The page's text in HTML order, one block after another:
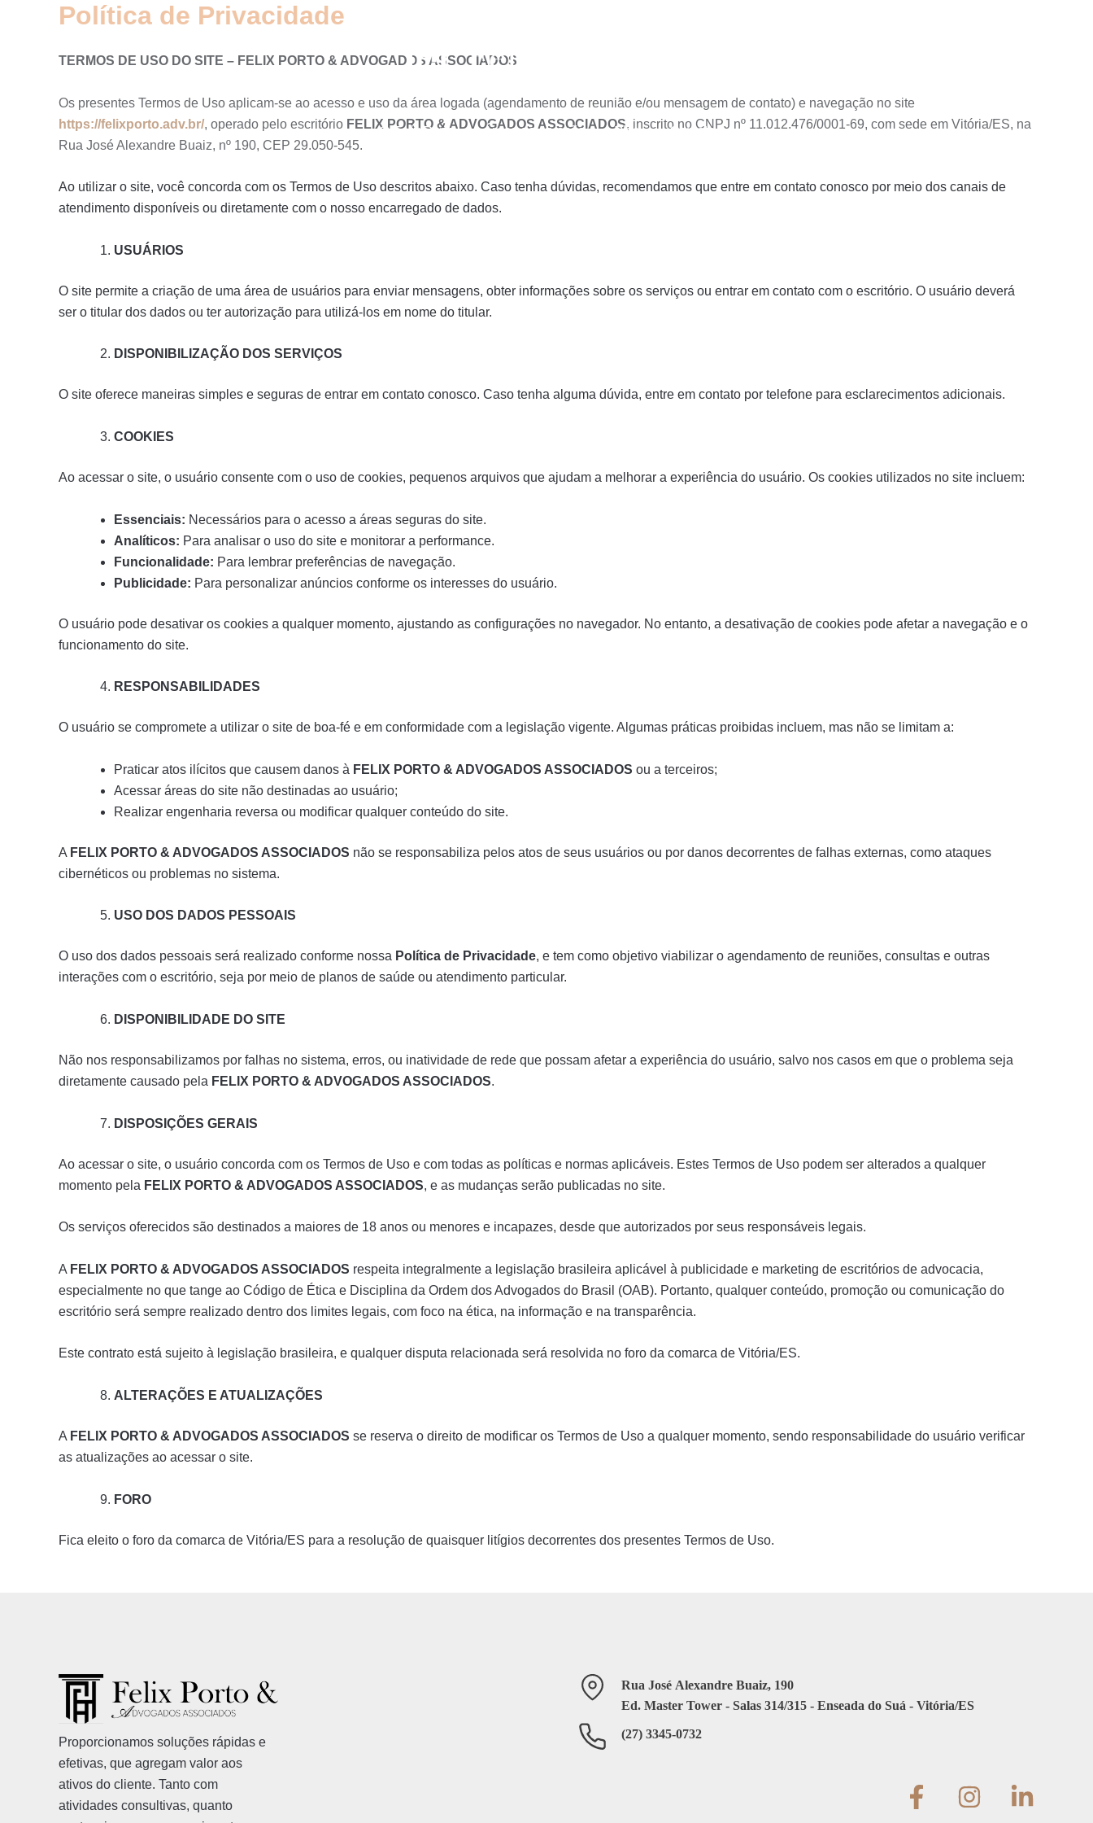
O Felix Porto Áreas de atuação Blog Contato
Política de Privacidade
TERMOS DE USO DO SITE – FELIX PORTO & ADVOGADOS ASSOCIADOS
Os presentes Termos de Uso aplicam-se ao acesso e uso da área logada (agendamento de reunião e/ou mensagem de contato) e navegação no site
https://felixporto.adv.br/, operado pelo escritório FELIX PORTO & ADVOGADOS ASSOCIADOS, inscrito no CNPJ nº 11.012.476/0001-69, com sede em Vitória/ES, na
Rua José Alexandre Buaiz, nº 190, CEP 29.050-545.
Ao utilizar o site, você concorda com os Termos de Uso descritos abaixo. Caso tenha dúvidas, recomendamos que entre em contato conosco por meio dos canais de
atendimento disponíveis ou diretamente com o nosso encarregado de dados.
USUÁRIOS
O site permite a criação de uma área de usuários para enviar mensagens, obter informações sobre os serviços ou entrar em contato com o escritório. O usuário deverá
ser o titular dos dados ou ter autorização para utilizá-los em nome do titular.
DISPONIBILIZAÇÃO DOS SERVIÇOS
O site oferece maneiras simples e seguras de entrar em contato conosco. Caso tenha alguma dúvida, entre em contato por telefone para esclarecimentos adicionais.
COOKIES
Ao acessar o site, o usuário consente com o uso de cookies, pequenos arquivos que ajudam a melhorar a experiência do usuário. Os cookies utilizados no site incluem:
Essenciais: Necessários para o acesso a áreas seguras do site.
Analíticos: Para analisar o uso do site e monitorar a performance.
Funcionalidade: Para lembrar preferências de navegação.
Publicidade: Para personalizar anúncios conforme os interesses do usuário.
O usuário pode desativar os cookies a qualquer momento, ajustando as configurações no navegador. No entanto, a desativação de cookies pode afetar a navegação e o
funcionamento do site.
RESPONSABILIDADES
O usuário se compromete a utilizar o site de boa-fé e em conformidade com a legislação vigente. Algumas práticas proibidas incluem, mas não se limitam a:
Praticar atos ilícitos que causem danos à FELIX PORTO & ADVOGADOS ASSOCIADOS ou a terceiros;
Acessar áreas do site não destinadas ao usuário;
Realizar engenharia reversa ou modificar qualquer conteúdo do site.
A FELIX PORTO & ADVOGADOS ASSOCIADOS não se responsabiliza pelos atos de seus usuários ou por danos decorrentes de falhas externas, como ataques
cibernéticos ou problemas no sistema.
USO DOS DADOS PESSOAIS
O uso dos dados pessoais será realizado conforme nossa Política de Privacidade, e tem como objetivo viabilizar o agendamento de reuniões, consultas e outras
interações com o escritório, seja por meio de planos de saúde ou atendimento particular.
DISPONIBILIDADE DO SITE
Não nos responsabilizamos por falhas no sistema, erros, ou inatividade de rede que possam afetar a experiência do usuário, salvo nos casos em que o problema seja
diretamente causado pela FELIX PORTO & ADVOGADOS ASSOCIADOS.
DISPOSIÇÕES GERAIS
Ao acessar o site, o usuário concorda com os Termos de Uso e com todas as políticas e normas aplicáveis. Estes Termos de Uso podem ser alterados a qualquer
momento pela FELIX PORTO & ADVOGADOS ASSOCIADOS, e as mudanças serão publicadas no site.
Os serviços oferecidos são destinados a maiores de 18 anos ou menores e incapazes, desde que autorizados por seus responsáveis legais.
A FELIX PORTO & ADVOGADOS ASSOCIADOS respeita integralmente a legislação brasileira aplicável à publicidade e marketing de escritórios de advocacia,
especialmente no que tange ao Código de Ética e Disciplina da Ordem dos Advogados do Brasil (OAB). Portanto, qualquer conteúdo, promoção ou comunicação do
escritório será sempre realizado dentro dos limites legais, com foco na ética, na informação e na transparência.
Este contrato está sujeito à legislação brasileira, e qualquer disputa relacionada será resolvida no foro da comarca de Vitória/ES.
ALTERAÇÕES E ATUALIZAÇÕES
A FELIX PORTO & ADVOGADOS ASSOCIADOS se reserva o direito de modificar os Termos de Uso a qualquer momento, sendo responsabilidade do usuário verificar
as atualizações ao acessar o site.
FORO
Fica eleito o foro da comarca de Vitória/ES para a resolução de quaisquer litígios decorrentes dos presentes Termos de Uso.
Proporcionamos soluções rápidas e
efetivas, que agregam valor aos
ativos do cliente. Tanto com
atividades consultivas, quanto
Rua José Alexandre Buaiz, 190
Ed. Master Tower - Salas 314/315 - Enseada do Suá - Vitória/ES
(27) 3345-0732